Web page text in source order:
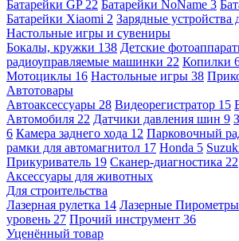
Батарейки GP 22 Батарейки NoName 3
Батарейки Xiaomi 2 Зарядные устройства
Настольные игры и сувениры
Бокалы, кружки 138 Детские
радиоуправляемые машинки 22 Копилки
Мотоциклы 16 Настольные игры 38
Автотовары
Автоаксессуары 28 Видеорегистратор 15
Автомобиля 22 Датчики давления шин 9
6 Камера заднего хода 12 Парковочный
рамки для автомагнитол 17 Honda 5
Прикуриватель 19 Сканер-диагностика 22
Аксессуары для животных
Для строительства
Лазерная рулетка 14 Лазерные Пирометры
уровень 27 Прочий инструмент 36
Уценённый товар